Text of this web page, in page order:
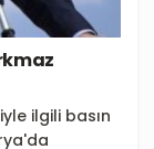
ilgili basın